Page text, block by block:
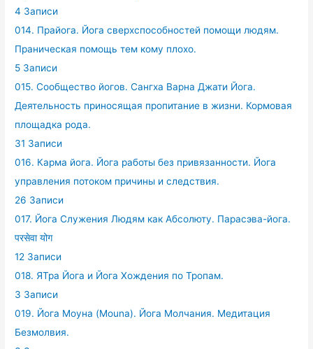
4 Записи
014. Прайога. Йога сверхспособностей помощи людям.
Праническая помощь тем кому плохо.
5 Записи
015. Сообщество йогов. Сангха Варна Джати Йога.
Деятельность приносящая пропитание в жизни. Кормовая
площадка рода.
31 Записи
016. Карма йога. Йога работы без привязанности. Йога
управления потоком причины и следствия.
26 Записи
017. Йога Служения Людям как Абсолюту. Парасэва-йога.
परसेवा योग
12 Записи
018. ЯТра Йога и Йога Хождения по Тропам.
3 Записи
019. Йога Моуна (Mouna). Йога Молчания. Медитация
Безмолвия.